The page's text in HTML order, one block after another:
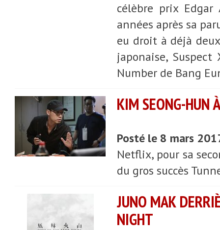
célèbre prix
années après sa
eu droit à déjà
japonaise,
Number de Bang
KIM SEONG-HUN
Posté le 8 mars
Netflix, pour sa
du gros succès
JUNO MAK
NIGHT